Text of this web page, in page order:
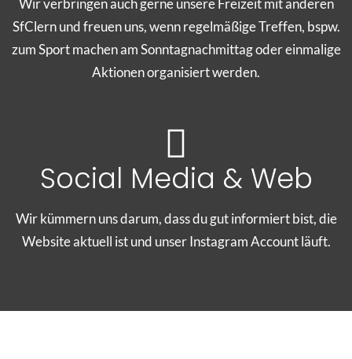
Wir verbringen auch gerne unsere Freizeit mit anderen
SfClern und freuen uns, wenn regelmäßige Treffen, bspw.
zum Sport machen am Sonntagnachmittag oder einmalige
Aktionen organisiert werden.
Social Media & Web
Wir kümmern uns darum, dass du gut informiert bist, die
Website aktuell ist und unser Instagram Account läuft.